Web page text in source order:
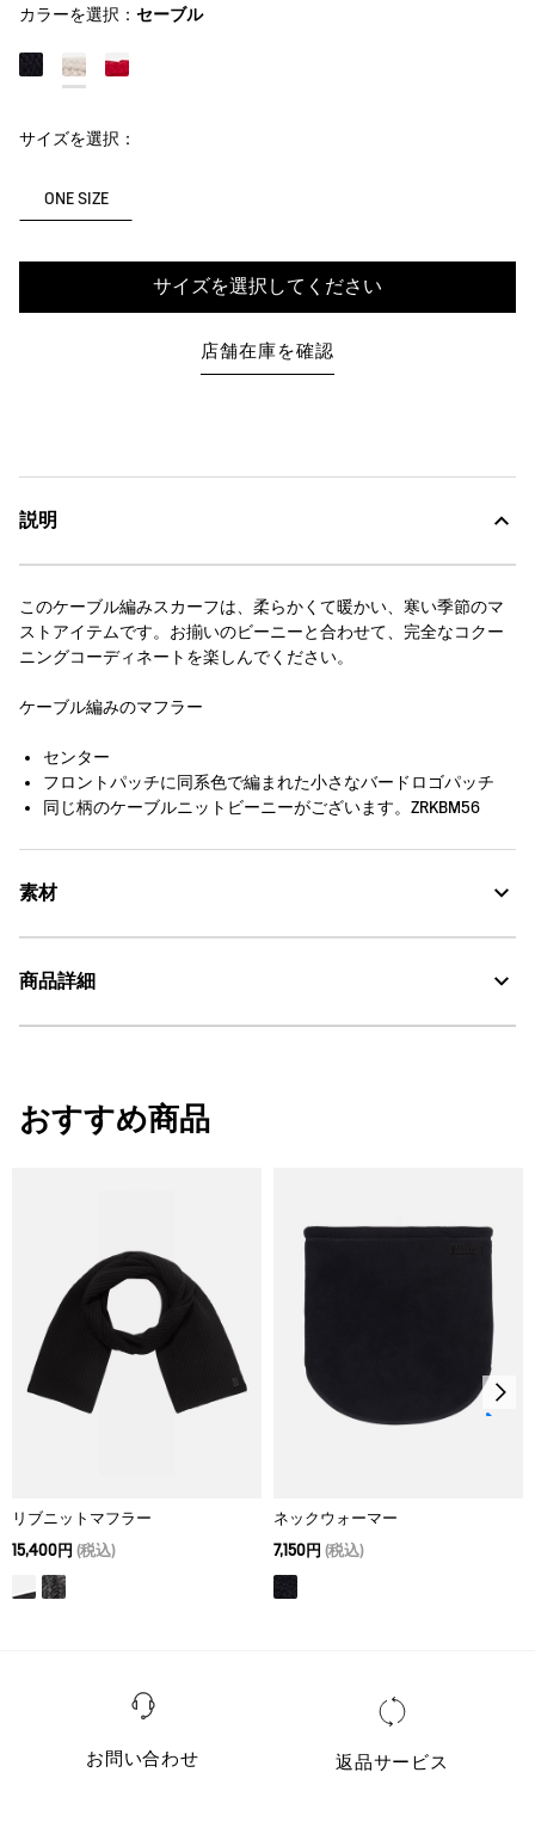
カラーを選択： セーブル
サイズを選択：
ONE SIZE
サイズを選択してください
店舗在庫を確認
説明
このケーブル編みスカーフは、柔らかくて暖かい、寒い季節のマ
ストアイテムです。お揃いのビーニーと合わせて、完全なコクー
ニングコーディネートを楽しんでください。
ケーブル編みのマフラー
センター
フロントパッチに同系色で編まれた小さなバードロゴパッチ
同じ柄のケーブルニットビーニーがございます。ZRKBM56
素材
液温は、40℃を限度とし、手洗いによる洗濯処理が出来
タンブル乾燥禁止。
ドライクリーニング処理ができない。
ウェットクリーニング処理ができる。：通常の処理
商品詳細
・原産国：中国
・素材：本体: 80% 毛 20% ナイロン
おすすめ商品
リブニットマフラー
15,400円 (税込)
ネックウォーマー
7,150円 (税込)
お問い合わせ 返品サービス